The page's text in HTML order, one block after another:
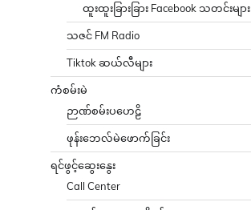
ထူးထူးခြားခြား Facebook သတင်းများ
သဇင် FM Radio
Tiktok ဆယ်လီများ
ကံစမ်းမဲ
ဉာဏ်စမ်းပဟေဠိ
ဖုန်းဘေလ်မဲဖောက်ခြင်း
ရင်ဖွင့်ဆွေးနွေး
Call Center